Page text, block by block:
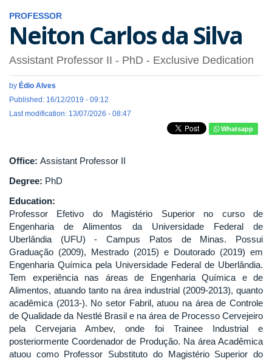
PROFESSOR
Neiton Carlos da Silva
Assistant Professor II - PhD - Exclusive Dedication
by Édio Alves
Published: 16/12/2019 - 09:12
Last modification: 13/07/2026 - 08:47
Whatsapp
Office: Assistant Professor II
Degree: PhD
Education:
Professor Efetivo do Magistério Superior no curso de
Engenharia de Alimentos da Universidade Federal de
Uberlândia (UFU) - Campus Patos de Minas. Possui
Graduação (2009), Mestrado (2015) e Doutorado (2019) em
Engenharia Química pela Universidade Federal de Uberlândia.
Tem experiência nas áreas de Engenharia Química e de
Alimentos, atuando tanto na área industrial (2009-2013), quanto
acadêmica (2013-). No setor Fabril, atuou na área de Controle
de Qualidade da Nestlé Brasil e na área de Processo Cervejeiro
pela Cervejaria Ambev, onde foi Trainee Industrial e
posteriormente Coordenador de Produção. Na área Acadêmica
atuou como Professor Substituto do Magistério Superior do